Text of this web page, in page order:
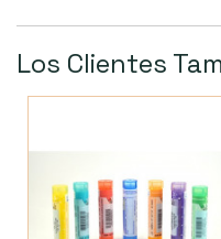
Los Clientes